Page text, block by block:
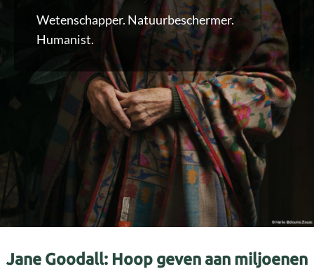
Wetenschapper. Natuurbeschermer.
Humanist.
Jane Goodall: Hoop geven aan miljoenen